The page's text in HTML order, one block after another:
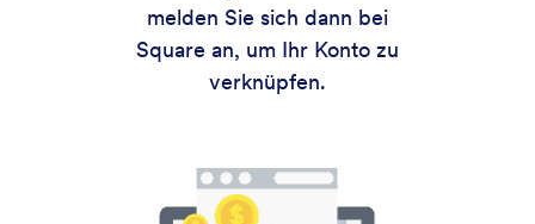
melden Sie sich dann bei
Square an, um Ihr Konto zu
verknüpfen.